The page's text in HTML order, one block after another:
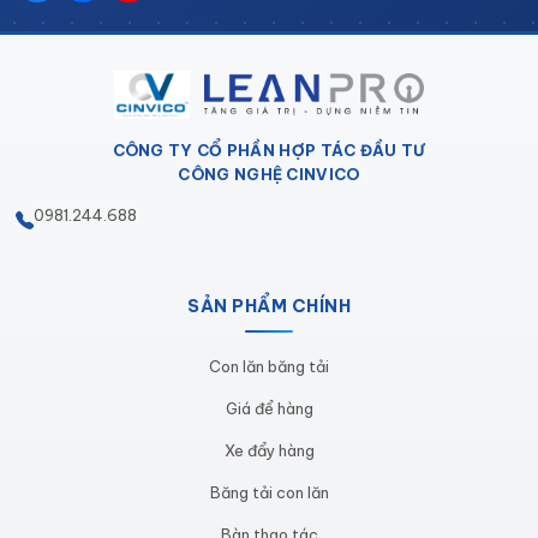
ổn định khi di chuyển các cuộn có trọng lượng
Bánh xe xoay linh hoạt: Được trang bị bánh xe
dễ dàng trong không gian hạn chế. Các bánh xe
bụi, giúp xe dễ dàng vệ sinh và bảo dưỡng, đảm
bảo luôn đáp ứng tiêu chuẩn vệ sinh nghiêm ngặt
của phòng sạch.
Khả năng chịu tải lớn: Nhờ chất liệu và thiết kế
chắc chắn, xe đẩy có thể chịu tải trọng lớn, phù
hợp cho việc vận chuyển các cuộn Emboss có
CÔNG TY CỔ PHẦN HỢP TÁC ĐẦU TƯ
CÔNG NGHỆ CINVICO
0981.244.688
SẢN PHẨM CHÍNH
Con lăn băng tải
Giá để hàng
Xe đẩy hàng
Băng tải con lăn